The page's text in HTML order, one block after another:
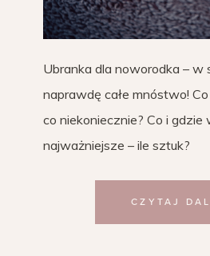
Ubranka dla noworodka – w
naprawdę całe mnóstwo!
co niekoniecznie? Co i gdzie
najważniejsze – ile sztuk?
CZYTAJ